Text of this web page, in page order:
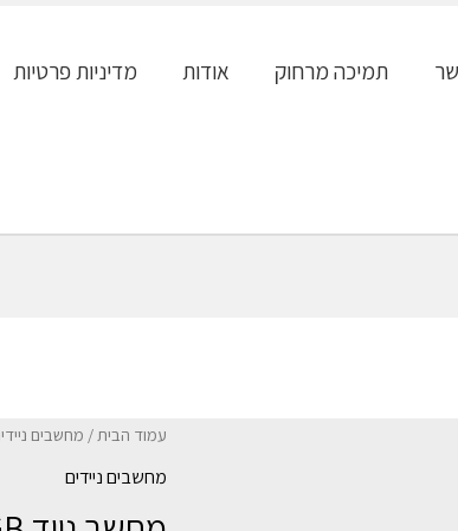
תמיכה מרחוק אודות מדיניות פרטיות
עמוד הבית/ מחשבים
מחשבים ניידים